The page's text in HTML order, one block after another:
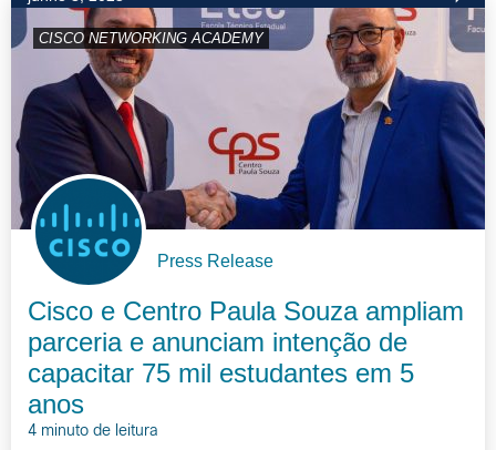
CISCO NETWORKING ACADEMY
Press Release
Cisco e Centro Paula Souza ampliam
parceria e anunciam intenção de
capacitar 75 mil estudantes em 5
anos
4 minuto de leitura